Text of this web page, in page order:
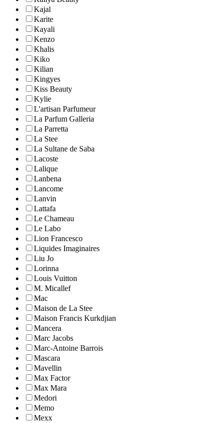
Kajal
Karite
Kayali
Kenzo
Khalis
Kiko
Kilian
Kingyes
Kiss Beauty
Kylie
L'artisan Parfumeur
La Parfum Galleria
La Parretta
La Stee
La Sultane de Saba
Lacoste
Lalique
Lanbena
Lancome
Lanvin
Lattafa
Le Chameau
Le Labo
Lion Francesco
Liquides Imaginaires
Liu Jo
Lorinna
Louis Vuitton
M. Micallef
Mac
Maison de La Stee
Maison Francis Kurkdjian
Mancera
Marc Jacobs
Marc-Antoine Barrois
Mascara
Mavellin
Max Factor
Max Mara
Medori
Memo
Mexx